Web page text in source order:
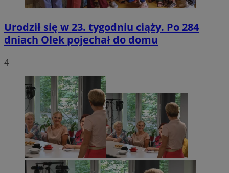
Urodził się w 23. tygodniu ciąży. Po 284
dniach Olek pojechał do domu
4